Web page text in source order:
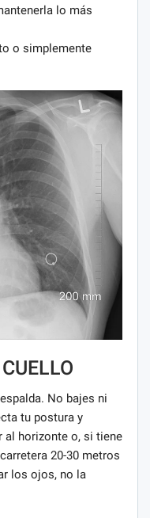
lo más
o simplemente
No bajes ni
tu postura y
al horizonte o, si tiene
20-30 metros
los ojos, no la